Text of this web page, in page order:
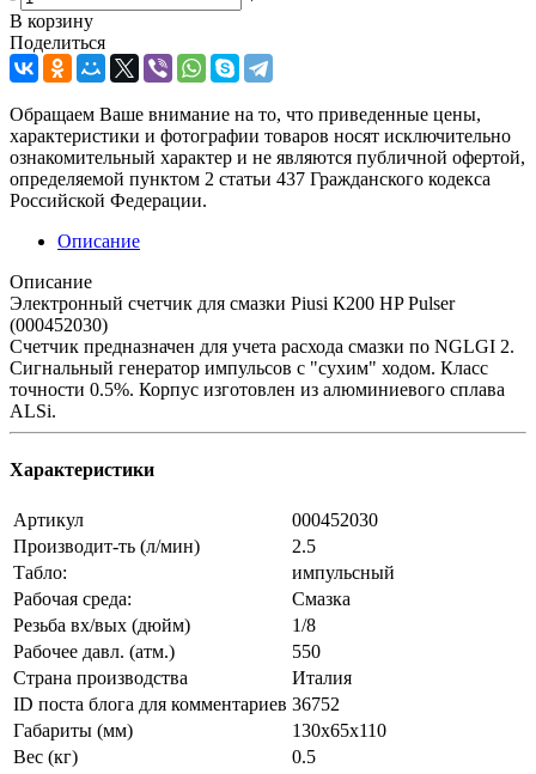
В корзину
Поделиться
Обращаем Ваше внимание на то, что приведенные цены,
характеристики и фотографии товаров носят исключительно
ознакомительный характер и не являются публичной офертой,
определяемой пунктом 2 статьи 437 Гражданского кодекса
Российской Федерации.
Описание
Описание
Электронный счетчик для смазки Piusi К200 HP Pulser
(000452030)
Счетчик предназначен для учета расхода смазки по NGLGI 2.
Сигнальный генератор импульсов с "сухим" ходом. Класс
точности 0.5%. Корпус изготовлен из алюминиевого сплава
ALSi.
Характеристики
Артикул
000452030
Производит-ть (л/мин)
2.5
Табло:
импульсный
Рабочая среда:
Смазка
Резьба вх/вых (дюйм)
1/8
Рабочее давл. (атм.)
550
Страна производства
Италия
ID поста блога для комментариев 36752
Габариты (мм)
130х65х110
Вес (кг)
0.5